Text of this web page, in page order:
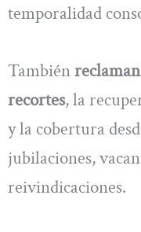
temporalidad
También
recortes, la
y la cobertura
jubilaciones,
reivindicaciones.